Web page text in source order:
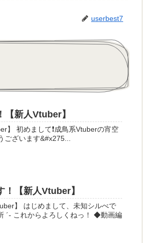
userbest7
【新人Vtuber】
宵空
ございます&#x275...
！【新人Vtuber】
ルべで
からよろしくねっ！ ◆動画編